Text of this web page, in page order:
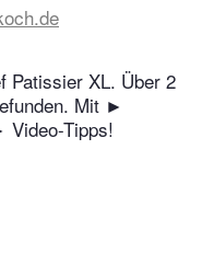
Patissier XL. Über 2
Mit ►
Tipps!